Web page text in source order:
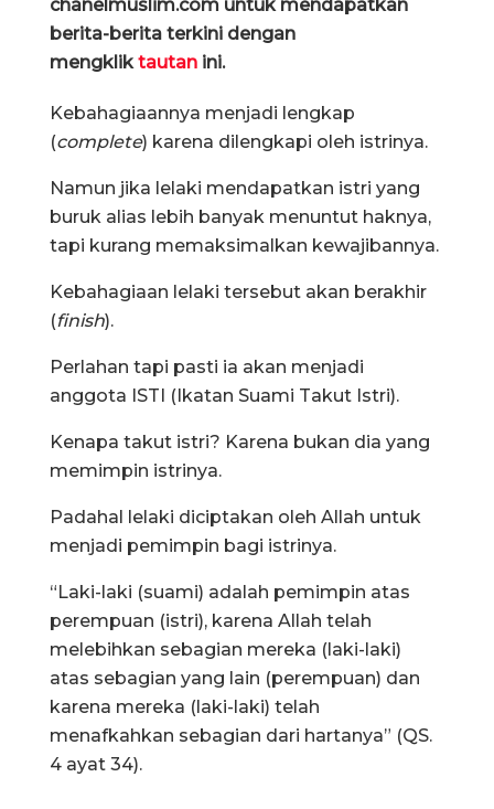
chanelmuslim.com untuk mendapatkan
berita-berita terkini dengan
mengklik tautan ini.
Kebahagiaannya menjadi lengkap
(complete) karena dilengkapi oleh istrinya.
Namun jika lelaki mendapatkan istri yang
buruk alias lebih banyak menuntut haknya,
tapi kurang memaksimalkan kewajibannya.
Kebahagiaan lelaki tersebut akan berakhir
(finish).
Perlahan tapi pasti ia akan menjadi
anggota ISTI (Ikatan Suami Takut Istri).
Kenapa takut istri? Karena bukan dia yang
memimpin istrinya.
Padahal lelaki diciptakan oleh Allah untuk
menjadi pemimpin bagi istrinya.
“Laki-laki (suami) adalah pemimpin atas
perempuan (istri), karena Allah telah
melebihkan sebagian mereka (laki-laki)
atas sebagian yang lain (perempuan) dan
karena mereka (laki-laki) telah
menafkahkan sebagian dari hartanya” (QS.
4 ayat 34).